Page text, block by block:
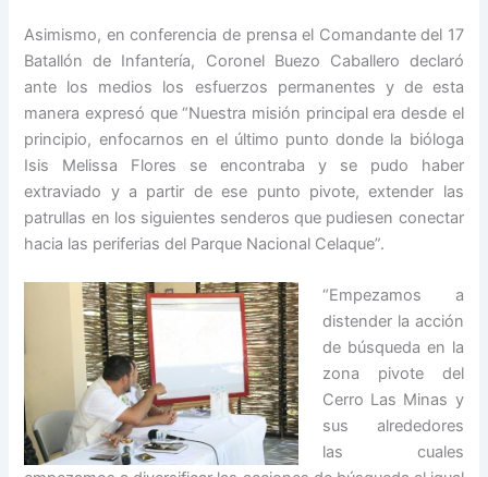
Asimismo, en conferencia de prensa el Comandante del 17
Batallón de Infantería, Coronel Buezo Caballero declaró
ante los medios los esfuerzos permanentes y de esta
manera expresó que “Nuestra misión principal era desde el
principio, enfocarnos en el último punto donde la bióloga
Isis Melissa Flores se encontraba y se pudo haber
extraviado y a partir de ese punto pivote, extender las
patrullas en los siguientes senderos que pudiesen conectar
hacia las periferias del Parque Nacional Celaque”.
“Empezamos a
distender la acción
de búsqueda en la
zona pivote del
Cerro Las Minas y
sus alrededores
las cuales